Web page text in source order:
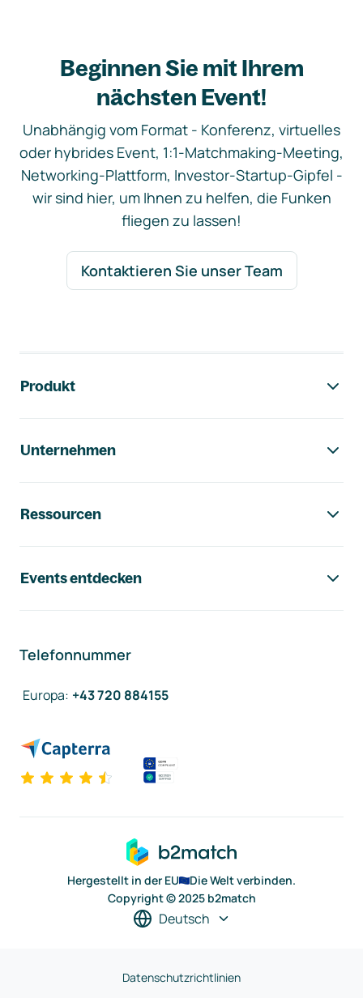
Beginnen Sie mit Ihrem
nächsten Event!
Unabhängig vom Format - Konferenz, virtuelles
oder hybrides Event, 1:1-Matchmaking-Meeting,
Networking-Plattform, Investor-Startup-Gipfel -
wir sind hier, um Ihnen zu helfen, die Funken
fliegen zu lassen!
Kontaktieren Sie unser Team
Produkt
Unternehmen
Ressourcen
Events entdecken
Telefonnummer
Europa: +43 720 884155
Hergestellt in der EU
Die Welt verbinden.
Copyright © 2025 b2match
Deutsch
Datenschutzrichtlinien